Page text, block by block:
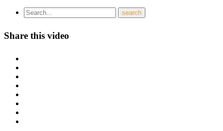
Share this video